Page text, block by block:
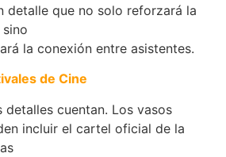
detalle que no solo reforzará la
la conexión entre asistentes.
de Cine
detalles cuentan. Los vasos
incluir el cartel oficial de la